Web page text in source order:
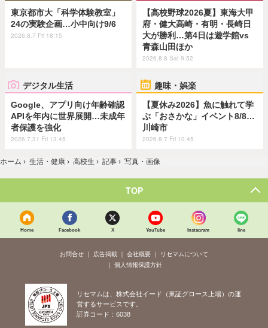
東京都市大「科学体験教室」
24の実験企画…小中向け9/6
2026.8.7 Fri 18:15
【高校野球2026夏】東海大甲
府・健大高崎・有明・長崎日
大が勝利…第4日は遊学館vs
青森山田ほか
2026.8.8 Sat 9:52
デジタル生活
Google、アプリ向け年齢確認
APIを年内に世界展開…未成年
者保護を強化
2026.7.31 Fri 13:45
趣味・娯楽
【夏休み2026】魚に触れて学
ぶ「おさかな」イベント8/8…
川崎市
2026.8.7 Fri 10:45
ホーム › 生活・健康 › 高校生 › 記事 › 写真・画像
TOP
Home Facebook X YouTube Instagram line
お問合せ 広告掲載 会社概要
リセマムについて
個人情報保護方針
リセマムは、株式会社イード（東証グロース上場）の運
営するサービスです。
証券コード：6038